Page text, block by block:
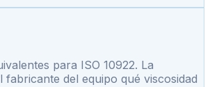
para ISO 10922. La
del equipo qué viscosidad